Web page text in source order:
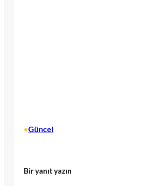
•Güncel
Bir yanıt yazın